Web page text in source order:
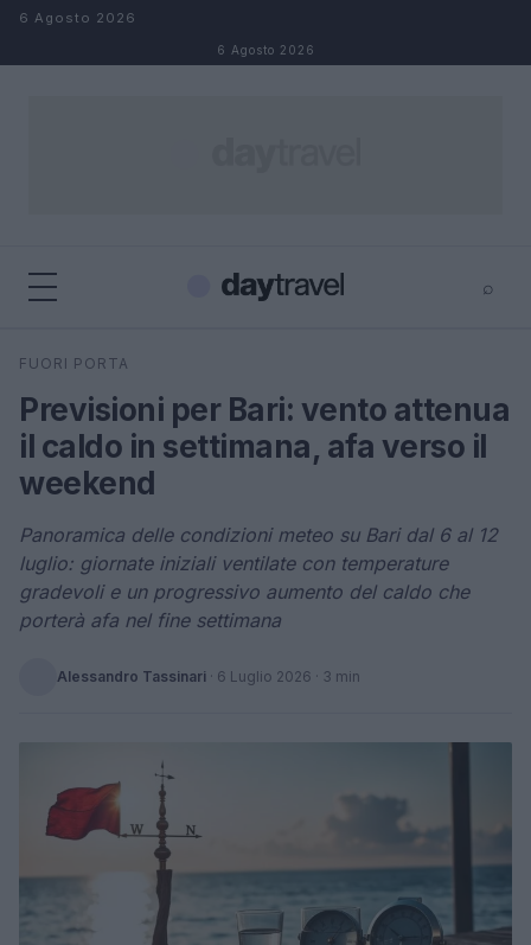
Salta al contenuto
6 Agosto 2026
6 Agosto 2026
⌕
Cerca
FUORI PORTA
Previsioni per Bari: vento attenua
il caldo in settimana, afa verso il
weekend
Panoramica delle condizioni meteo su Bari dal 6 al 12
luglio: giornate iniziali ventilate con temperature
gradevoli e un progressivo aumento del caldo che
porterà afa nel fine settimana
Alessandro Tassinari · 6 Luglio 2026 · 3 min